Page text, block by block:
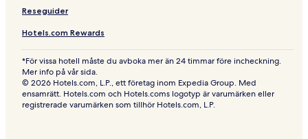
Reseguider
Hotels.com Rewards
*För vissa hotell måste du avboka mer än 24 timmar före incheckning.
Mer info på vår sida.
© 2026 Hotels.com, L.P., ett företag inom Expedia Group. Med
ensamrätt. Hotels.com och Hotels.coms logotyp är varumärken eller
registrerade varumärken som tillhör Hotels.com, L.P.